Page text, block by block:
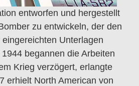
entworfen und hergestellt
zu entwickeln, der den
Unterlagen
begannen die Arbeiten
Krieg verzögert, erlangte
erhielt North American von